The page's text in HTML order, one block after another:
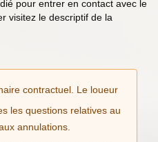
pour entrer en contact avec le
visitez le descriptif de la
contractuel. Le loueur
les questions relatives au
annulations.